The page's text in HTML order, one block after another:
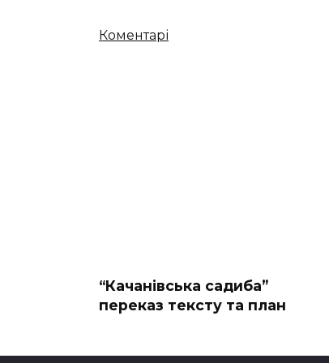
Кількість
Коментарі
“Качанівська садиба”
переказ тексту та план